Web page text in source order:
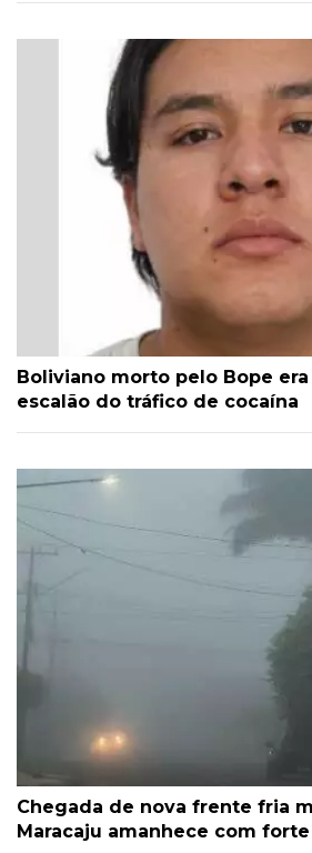
Boliviano morto pelo Bope
escalão do tráfico de cocaína
Chegada de nova frente fria
Maracaju amanhece com